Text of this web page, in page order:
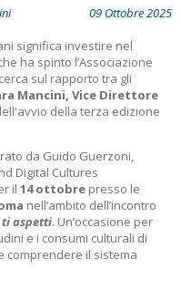
09 Ottobre 2025
significa investire nel
ha spinto l’Associazione
sul rapporto tra gli
Mancini, Vice Direttore
della terza edizione
da Guido Guerzoni,
Digital Cultures
il 14 ottobre presso le
nell’ambito dell’incontro
ti aspetti. Un’occasione per
e i consumi culturali di
comprendere il sistema